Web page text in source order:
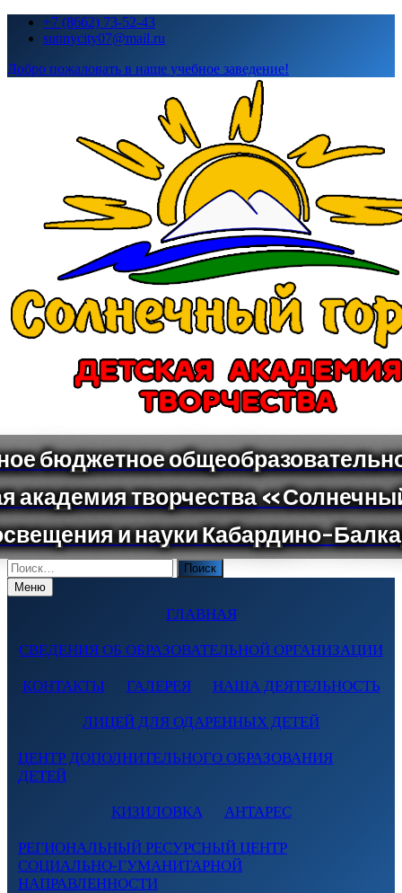
Перейти+7 (8662) 73-52-43
sunnycity07@mail.ru
Добро пожаловать в наше учебное заведение!
Поиск
по:Меню
ГЛАВНАЯ
СВЕДЕНИЯ ОБ ОБРАЗОВАТЕЛЬНОЙ ОРГАНИЗАЦИИ
КОНТАКТЫ ГАЛЕРЕЯ НАША ДЕЯТЕЛЬНОСТЬ
ЛИЦЕЙ ДЛЯ ОДАРЕННЫХ ДЕТЕЙ
ЦЕНТР ДОПОЛНИТЕЛЬНОГО ОБРАЗОВАНИЯ
ДЕТЕЙ
КИЗИЛОВКА АНТАРЕС
РЕГИОНАЛЬНЫЙ РЕСУРСНЫЙ ЦЕНТР
СОЦИАЛЬНО-ГУМАНИТАРНОЙ
НАПРАВЛЕННОСТИ